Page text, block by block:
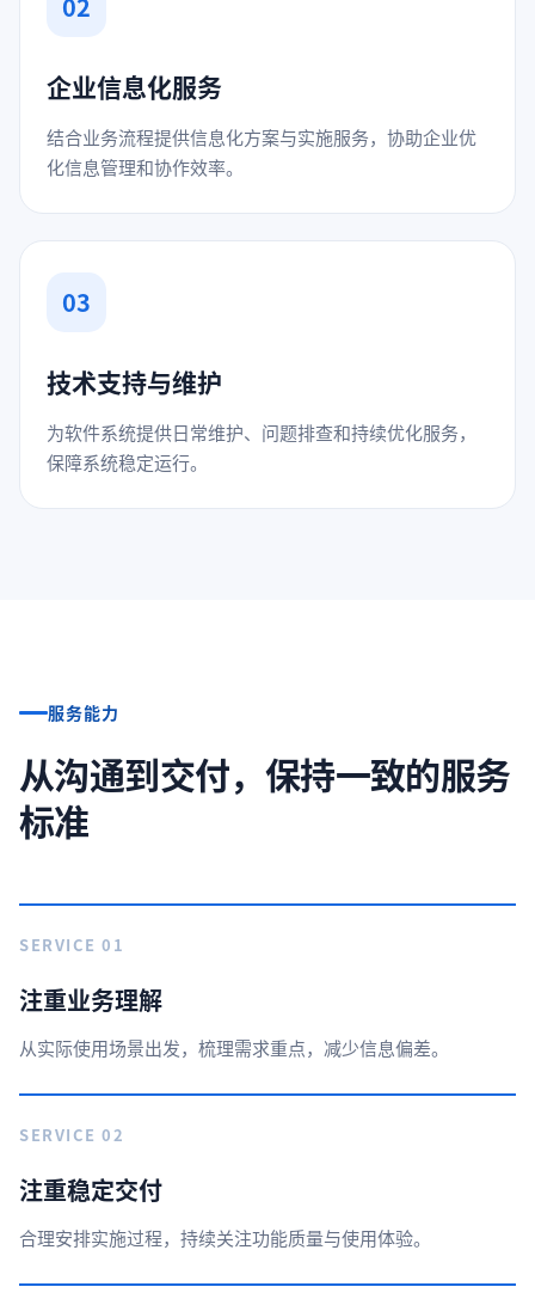
企业信息化服务
结合业务流程提供信息化方案与实施服务，协助企业优
化信息管理和协作效率。
03
技术支持与维护
为软件系统提供日常维护、问题排查和持续优化服务，
保障系统稳定运行。
服务能力
从沟通到交付，保持一致的服务
标准
SERVICE 01
注重业务理解
从实际使用场景出发，梳理需求重点，减少信息偏差。
SERVICE 02
注重稳定交付
合理安排实施过程，持续关注功能质量与使用体验。